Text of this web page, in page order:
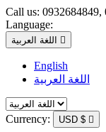
Call us: 0932684849,
Language:
اللغة العربية 
English
اللغة العربية
Currency: USD $ 